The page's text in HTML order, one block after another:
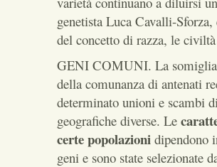
genetista Luca Cavalli-
del concetto di razza, le
GENI COMUNI. La
della comunanza di antenati
determinato unioni e scambi
geografiche diverse. Le
certe popolazioni dipendono
geni e sono state selezionate